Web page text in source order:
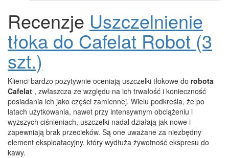
Recenzje Uszczelnienie
tłoka do Cafelat Robot (3
szt.)
Klienci bardzo pozytywnie oceniają uszczelki tłokowe do robota
Cafelat , zwłaszcza ze względu na ich trwałość i konieczność
posiadania ich jako części zamiennej. Wielu podkreśla, że po
latach użytkowania, nawet przy intensywnym obciążeniu i
wyższych ciśnieniach, uszczelki nadal działają jak nowe i
zapewniają brak przecieków. Są one uważane za niezbędny
element eksploatacyjny, który wydłuża żywotność ekspresu do
kawy.